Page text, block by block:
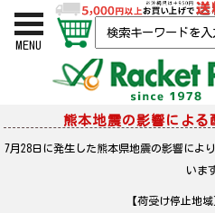
MENU
熊本地震の影響による
7月28日に発生した熊本県地震の影響によ
いま
【荷受け停止地